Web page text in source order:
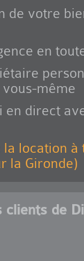
de votre
en
même
en direct
la location à
la Gironde)
clients de